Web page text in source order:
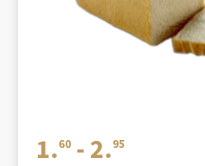
1. 60 - 2. 95